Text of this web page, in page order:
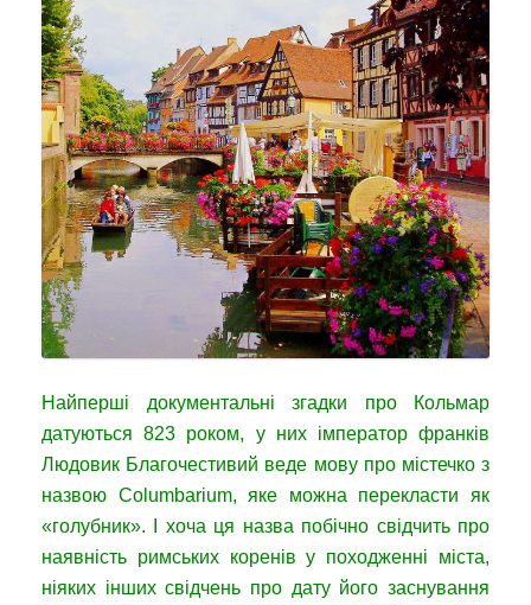
Найперші документальні згадки про Кольмар
датуються 823 роком, у них імператор франків
Людовик Благочестивий веде мову про містечко з
назвою Columbarium, яке можна перекласти як
«голубник». І хоча ця назва побічно свідчить про
наявність римських коренів у походженні міста,
ніяких інших свідчень про дату його заснування